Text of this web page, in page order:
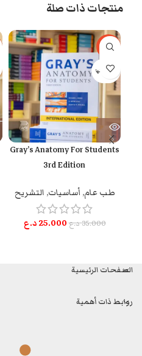
منتجات ذات صلة
-29%
بيعت كلها
Gray’s Anatomy For Students
3rd Edition
طب عام, أساسيات, التشريح
35.000د.ع25.000د.ع
الصفحات الرئيسية
روابط ذات أهمية